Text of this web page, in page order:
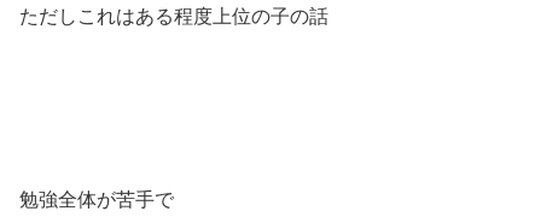
ただしこれはある程度上位の子の話
勉強全体が苦手で